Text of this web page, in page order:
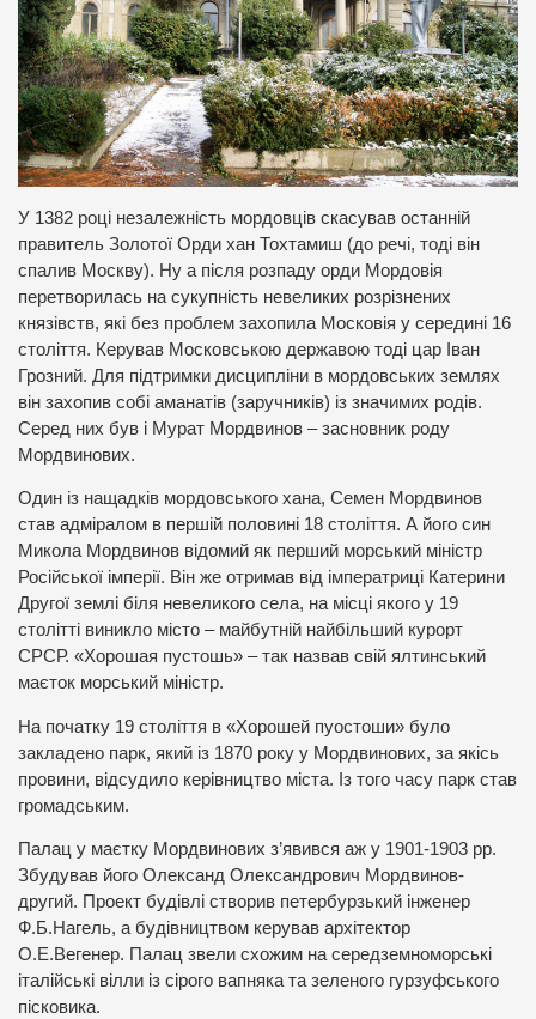
У 1382 році незалежність мордовців скасував останній
правитель Золотої Орди хан Тохтамиш (до речі, тоді він
спалив Москву). Ну а після розпаду орди Мордовія
перетворилась на сукупність невеликих розрізнених
князівств, які без проблем захопила Московія у середині 16
століття. Керував Московською державою тоді цар Іван
Грозний. Для підтримки дисципліни в мордовських землях
він захопив собі аманатів (заручників) із значимих родів.
Серед них був і Мурат Мордвинов – засновник роду
Мордвинових.
Один із нащадків мордовського хана, Семен Мордвинов
став адміралом в першій половині 18 століття. А його син
Микола Мордвинов відомий як перший морський міністр
Російської імперії. Він же отримав від імператриці Катерини
Другої землі біля невеликого села, на місці якого у 19
столітті виникло місто – майбутній найбільший курорт
СРСР. «Хорошая пустошь» – так назвав свій ялтинський
маєток морський міністр.
На початку 19 століття в «Хорошей пуостоши» було
закладено парк, який із 1870 року у Мордвинових, за якісь
провини, відсудило керівництво міста. Із того часу парк став
громадським.
Палац у маєтку Мордвинових з’явився аж у 1901-1903 рр.
Збудував його Олександ Олександрович Мордвинов-
другий. Проект будівлі створив петербурзький інженер
Ф.Б.Нагель, а будівництвом керував архітектор
О.Е.Вегенер. Палац звели схожим на середземноморські
італійські вілли із сірого вапняка та зеленого гурзуфського
пісковика.